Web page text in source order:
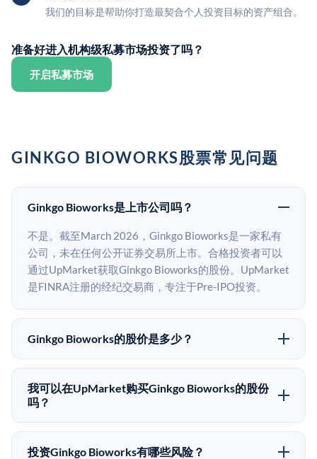
我们的目标是帮助你打造最契合个人投资目标的资产组合。
准备好进入机构级私募市场投资了吗？
开启私募市场
GINKGO BIOWORKS股票常见问题
Ginkgo Bioworks是上市公司吗？
不是。截至March 2026，Ginkgo Bioworks是一家私有
公司，未在任何公开证券交易所上市。合格投资者可以
通过UpMarket获取Ginkgo Bioworks的股份。UpMarket
是FINRA注册的经纪交易商，专注于Pre-IPO投资。
Ginkgo Bioworks的股价是多少？
Ginkgo Bioworks没有公开股价，因为它是一家私有公
司。最近的已知股价来自其最近一轮融资。 二级市场上
的Pre-IPO股价可能因供需和市场条件而与最近一轮融资
我可以在UpMarket购买Ginkgo Bioworks的股份
吗？
可以。合格投资者可以通过填写本页表单或在
upmarket.co创建账户来表达对Ginkgo Bioworks股份的
投资Ginkgo Bioworks有哪些风险？